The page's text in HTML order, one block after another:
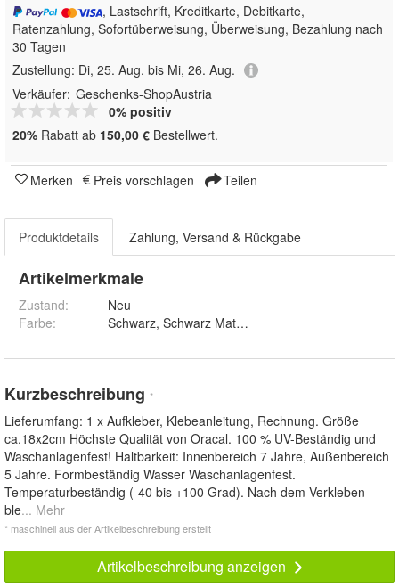
, Lastschrift, Kreditkarte, Debitkarte,
Ratenzahlung, Sofortüberweisung, Überweisung, Bezahlung nach
30 Tagen
Zustellung: Di, 25. Aug. bis Mi, 26. Aug.
Verkäufer: Geschenks-ShopAustria
0% positiv
20% Rabatt ab 150,00 € Bestellwert.
Merken Preis vorschlagen Teilen
Produktdetails Zahlung, Versand & Rückgabe
Artikelmerkmale
Zustand:
Neu
Farbe:
Kurzbeschreibung *
Lieferumfang: 1 x Aufkleber, Klebeanleitung, Rechnung. Größe
ca.18x2cm Höchste Qualität von Oracal. 100 % UV-Beständig und
Waschanlagenfest! Haltbarkeit: Innenbereich 7 Jahre, Außenbereich
5 Jahre. Formbeständig Wasser Waschanlagenfest.
Temperaturbeständig (-40 bis +100 Grad). Nach dem Verkleben
ble... Mehr
* maschinell aus der Artikelbeschreibung erstellt
Artikelbeschreibung anzeigen